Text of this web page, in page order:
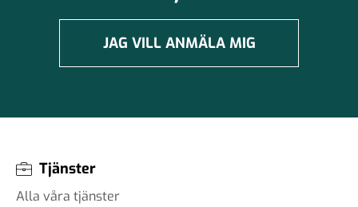
JAG VILL ANMÄLA MIG
Tjänster
Alla våra tjänster